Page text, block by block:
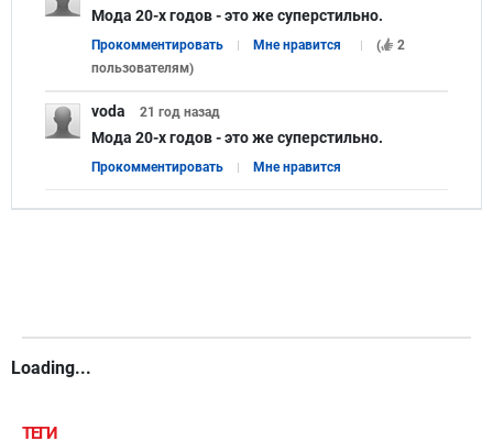
Мода 20-х годов - это же суперстильно.
Прокомментировать Мне нравится (
2
пользователям)
voda 21 год назад
Мода 20-х годов - это же суперстильно.
Прокомментировать Мне нравится
Loading...
ТЕГИ